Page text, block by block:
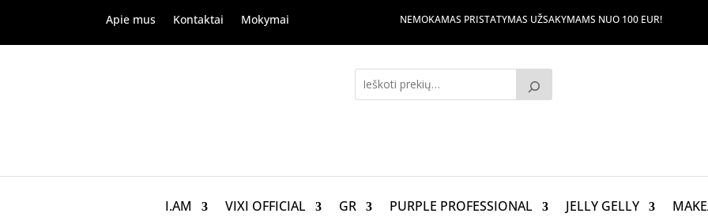
Apie mus Kontaktai Mokymai NEMOKAMAS PRISTATYMAS UŽSAKYMAMS NUO 100 EUR!
I.AM VIXI OFFICIAL GR PURPLE PROFESSIONAL JELLY GELLY